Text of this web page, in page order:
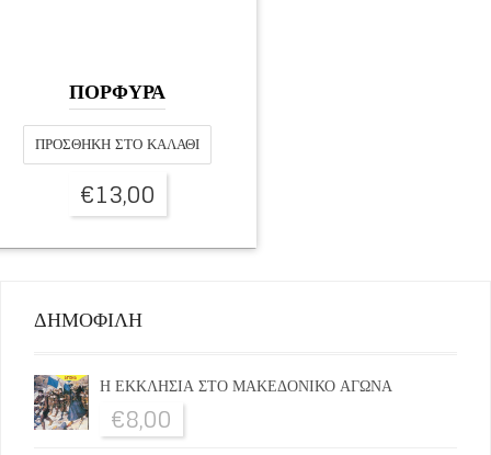
ΠΟΡΦΥΡΑ
ΠΡΟΣΘΉΚΗ ΣΤΟ ΚΑΛΆΘΙ
€13,00
ΔΗΜΟΦΙΛΗ
Η ΕΚΚΛΗΣΙΑ ΣΤΟ ΜΑΚΕΔΟΝΙΚΟ ΑΓΩΝΑ
€8,00